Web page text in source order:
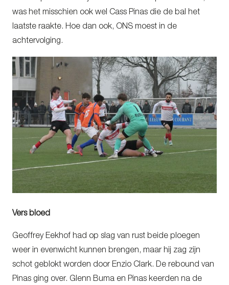
was het misschien ook wel Cass Pinas die de bal het
laatste raakte. Hoe dan ook, ONS moest in de
achtervolging.
Vers bloed
Geoffrey Eekhof had op slag van rust beide ploegen
weer in evenwicht kunnen brengen, maar hij zag zijn
schot geblokt worden door Enzio Clark. De rebound van
Pinas ging over. Glenn Buma en Pinas keerden na de